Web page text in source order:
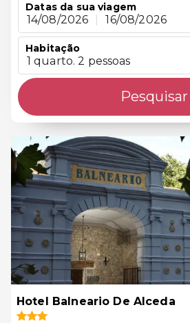
Datas da sua viagem
14/08/2026 16/08/2026
Habitação
1 quarto. 2 pessoas
Pesquisar
Hotel Balneario De Alceda